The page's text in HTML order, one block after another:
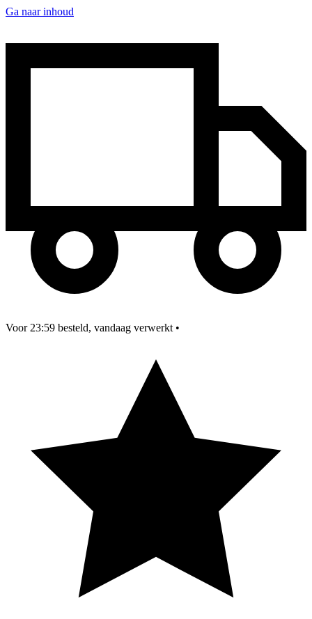
Ga naar inhoud
Voor 23:59 besteld, vandaag verwerkt •